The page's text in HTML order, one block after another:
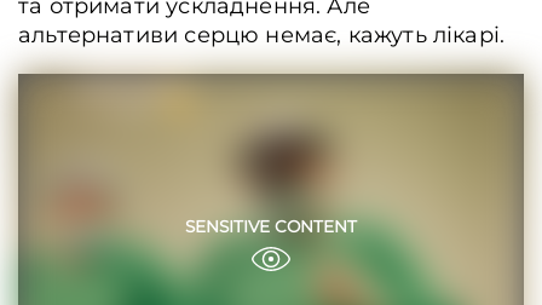
та отримати ускладнення. Але
альтернативи серцю немає, кажуть лікарі.